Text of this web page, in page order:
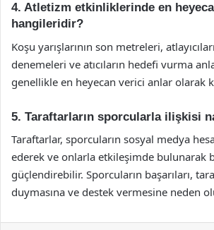
4. Atletizm etkinliklerinde en
hangileridir?
Koşu yarışlarının son metreleri,
denemeleri ve atıcıların hedefi vurma
genellikle en heyecan verici anlar olarak
5. Taraftarların sporcularla ilişkisi
Taraftarlar, sporcuların sosyal medya
ederek ve onlarla etkileşimde bulunarak
güçlendirebilir. Sporcuların başarıları,
duymasına ve destek vermesine neden